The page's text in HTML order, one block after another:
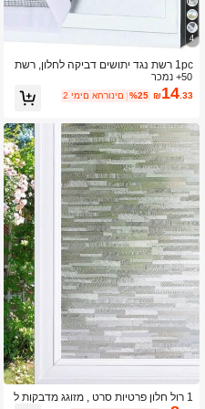
4
1pc רשת נגד יתושים דביקה לחלון, רשת
יתושים נגד חרקים לקיץ, רשת חלון נשלף
בלתי נראה נגד זבובים
50+ נמכר
₪14.33
%25 2 ימים אחרונים
1 רול חלון פרטיות סרט , מזוגג מדבקות ל